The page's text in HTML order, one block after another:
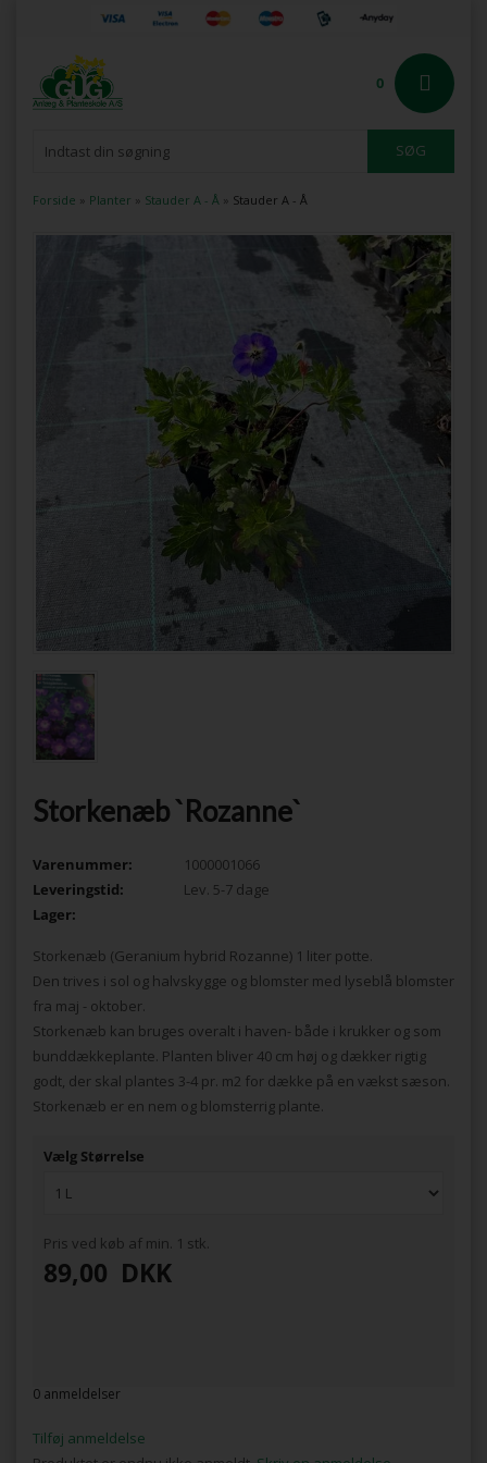
0
Forside » Planter » Stauder A - Å » Stauder A - Å
Storkenæb `Rozanne`
Varenummer:
1000001066
Leveringstid:
Lev. 5-7 dage
Lager:
Storkenæb (Geranium hybrid Rozanne) 1 liter potte.
Den trives i sol og halvskygge og blomster med lyseblå blomster
fra maj - oktober.
Storkenæb kan bruges overalt i haven- både i krukker og som
bunddækkeplante. Planten bliver 40 cm høj og dækker rigtig
godt, der skal plantes 3-4 pr. m2 for dække på en vækst sæson.
Storkenæb er en nem og blomsterrig plante.
Vælg Størrelse
Pris ved køb af min. 1 stk.
89,00 DKK
0 anmeldelser
Tilføj anmeldelse